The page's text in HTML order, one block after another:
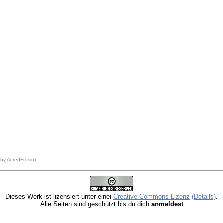
AlfredFresin)
Dieses Werk ist lizensiert unter einer Creative Commons Lizenz (Details)
Alle Seiten sind geschützt bis du dich anmeldest